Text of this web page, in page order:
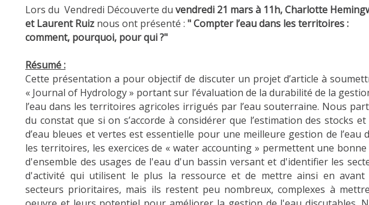
Lors du Vendredi Découverte du vendredi 21 mars à 11h, Charlotte
et Laurent Ruiz nous ont présenté : " Compter l’eau dans les territoires :
comment, pourquoi, pour qui ?"
Résumé :
Cette présentation a pour objectif de discuter un projet d’article à
« Journal of Hydrology » portant sur l’évaluation de la durabilité de la
l’eau dans les territoires agricoles irrigués par l’eau souterraine. Nous
du constat que si on s’accorde à considérer que l’estimation des stocks
d’eau bleues et vertes est essentielle pour une meilleure gestion de l’eau
les territoires, les exercices de « water accounting » permettent une bonne
d'ensemble des usages de l'eau d'un bassin versant et d'identifier les
d'activité qui utilisent le plus la ressource et de mettre ainsi en avant
secteurs prioritaires, mais ils restent peu nombreux, complexes à